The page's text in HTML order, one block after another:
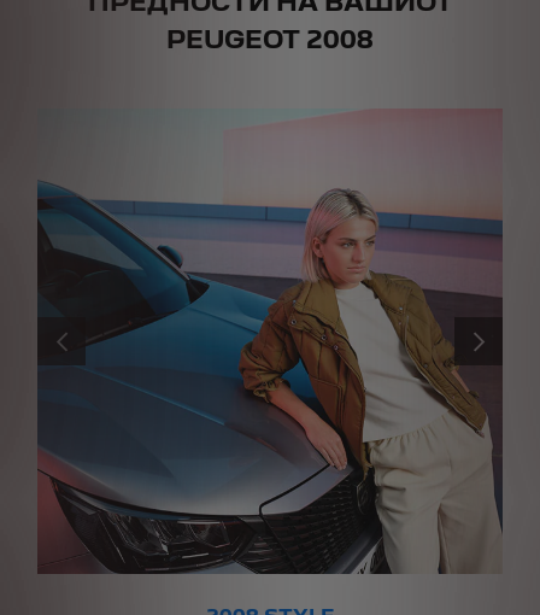
ПРЕДНОСТИ НА ВАШИОТ
PEUGEOT 2008
PRÉCÉDENT SUIVANT